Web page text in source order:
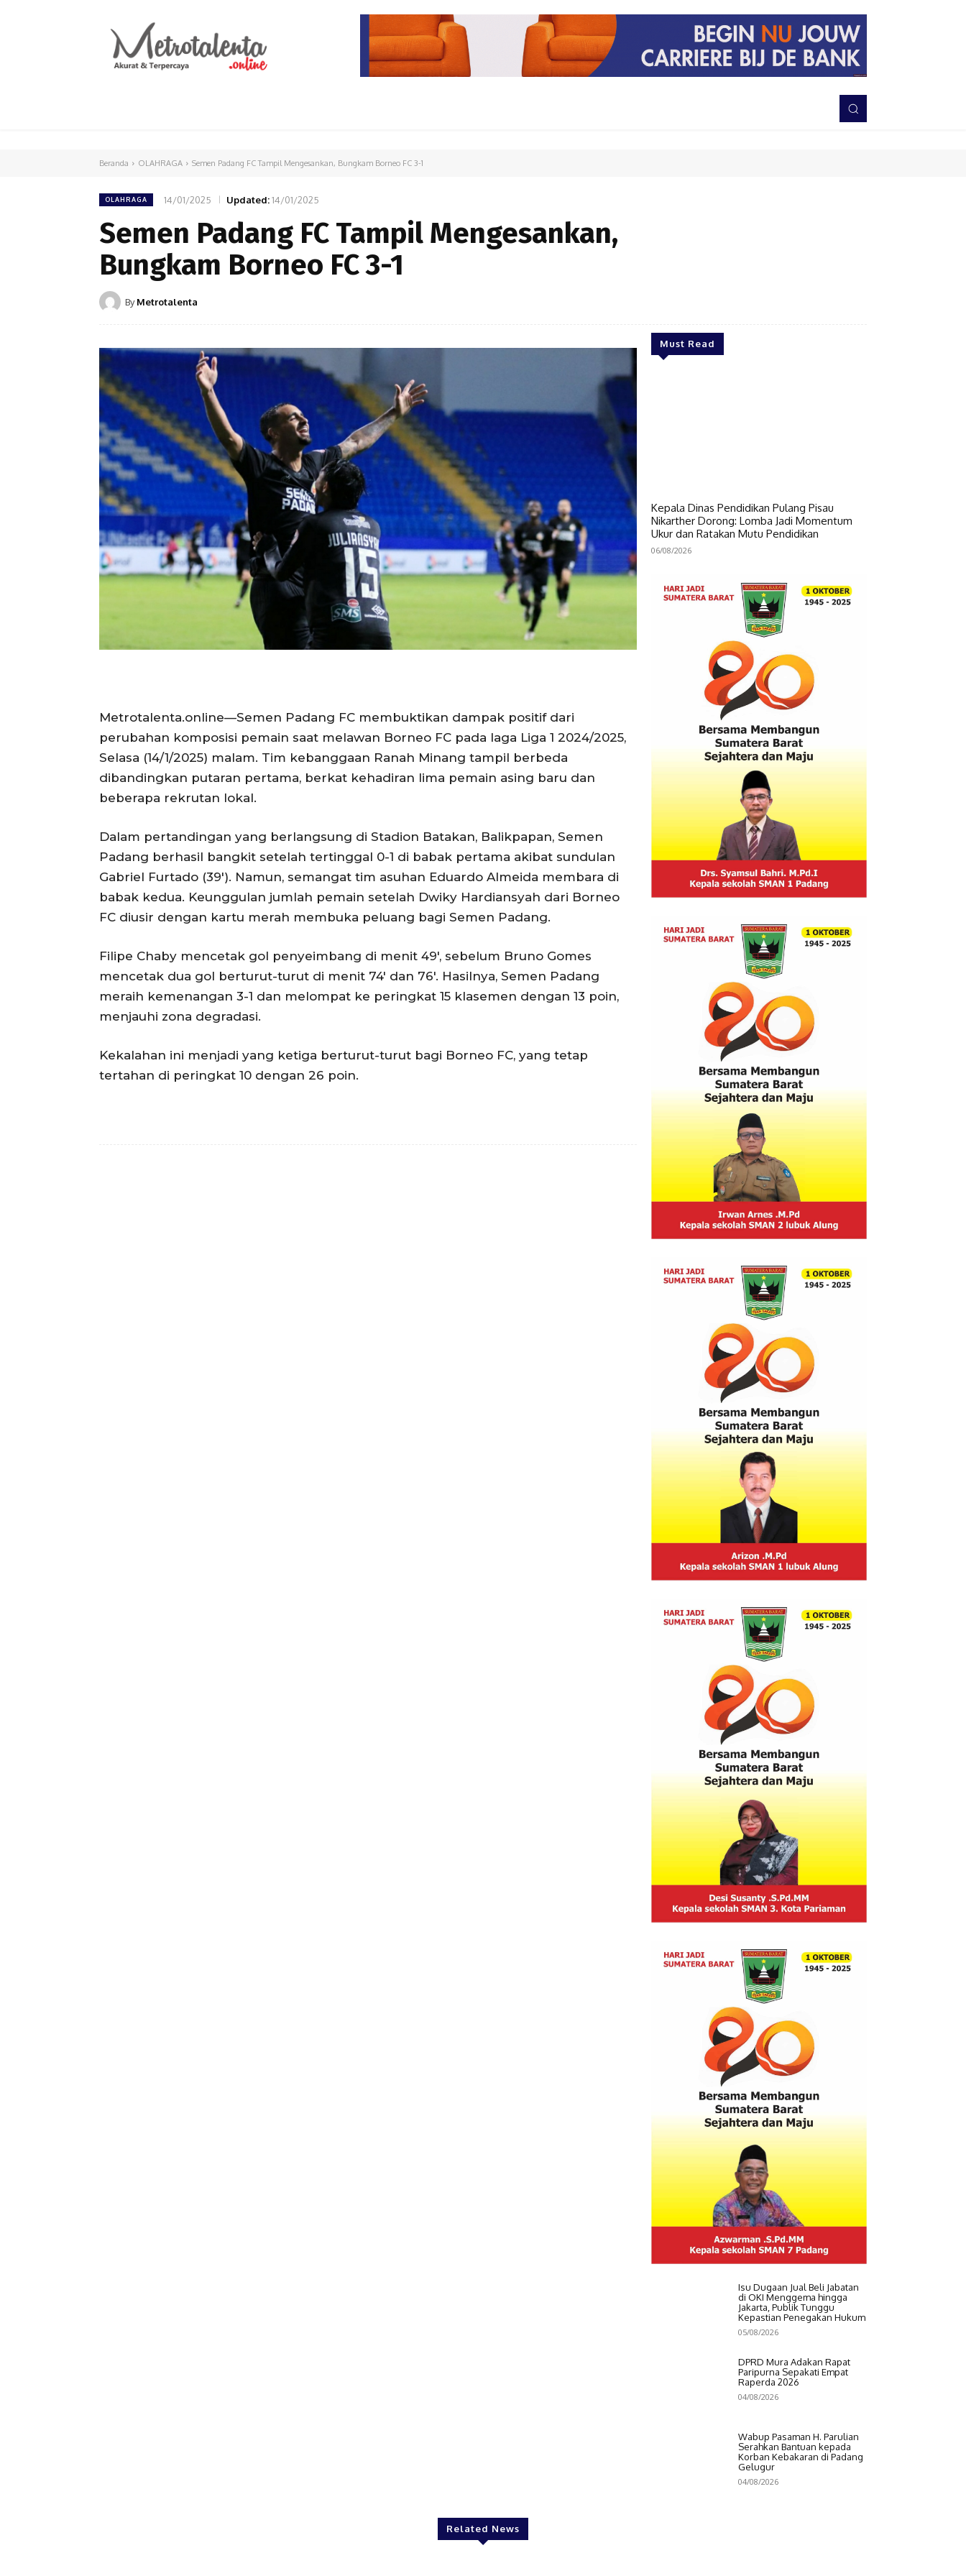
TNI-POLRI
Beranda OLAHRAGA Semen Padang FC Tampil Mengesankan, Bungkam Borneo FC 3-1
OLAHRAGA 14/01/2025 Updated:14/01/2025
Semen Padang FC Tampil Mengesankan,
Bungkam Borneo FC 3-1
By Metrotalenta
Metrotalenta.online—Semen Padang FC membuktikan dampak positif dari
perubahan komposisi pemain saat melawan Borneo FC pada laga Liga 1 2024/2025,
Selasa (14/1/2025) malam. Tim kebanggaan Ranah Minang tampil berbeda
dibandingkan putaran pertama, berkat kehadiran lima pemain asing baru dan
beberapa rekrutan lokal.
Dalam pertandingan yang berlangsung di Stadion Batakan, Balikpapan, Semen
Padang berhasil bangkit setelah tertinggal 0-1 di babak pertama akibat sundulan
Gabriel Furtado (39′). Namun, semangat tim asuhan Eduardo Almeida membara di
babak kedua. Keunggulan jumlah pemain setelah Dwiky Hardiansyah dari Borneo
FC diusir dengan kartu merah membuka peluang bagi Semen Padang.
Filipe Chaby mencetak gol penyeimbang di menit 49′, sebelum Bruno Gomes
mencetak dua gol berturut-turut di menit 74′ dan 76′. Hasilnya, Semen Padang
meraih kemenangan 3-1 dan melompat ke peringkat 15 klasemen dengan 13 poin,
menjauhi zona degradasi.
Kekalahan ini menjadi yang ketiga berturut-turut bagi Borneo FC, yang tetap
tertahan di peringkat 10 dengan 26 poin.
Must Read
Kepala Dinas Pendidikan Pulang Pisau
Nikarther Dorong: Lomba Jadi Momentum
Ukur dan Ratakan Mutu Pendidikan
06/08/2026
Isu Dugaan Jual Beli Jabatan
di OKI Menggema hingga
Jakarta, Publik Tunggu
Kepastian Penegakan Hukum
05/08/2026
DPRD Mura Adakan Rapat
Paripurna Sepakati Empat
Raperda 2026
04/08/2026
Wabup Pasaman H. Parulian
Serahkan Bantuan kepada
Korban Kebakaran di Padang
Gelugur
04/08/2026
Related News